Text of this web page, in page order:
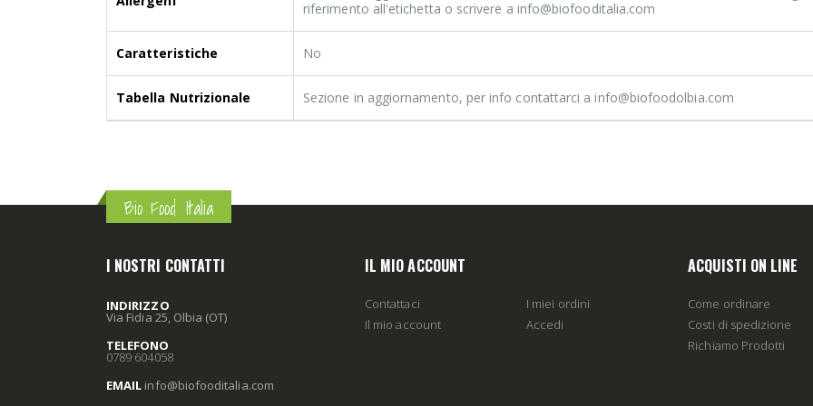
riferimento all'etichetta o scrivere a info@biofooditalia.com
Caratteristiche No
Tabella Nutrizionale Sezione in aggiornamento, per info contattarci a info@biofoodolbia.com
Bio Food Italia
I NOSTRI CONTATTI
INDIRIZZO
Via Fidia 25, Olbia (OT)
TELEFONO
0789 604058
EMAIL info@biofooditalia.com
IL MIO ACCOUNT
Contattaci
Il mio account
I miei ordini
Accedi
ACQUISTI ON LINE
Come ordinare
Costi di spedizione
Richiamo Prodotti